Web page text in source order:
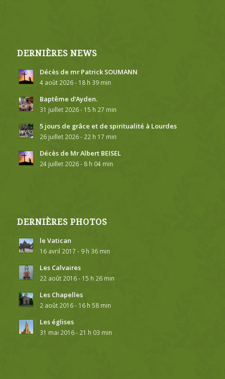
DERNIÈRES NEWS
Décès de mr Patrick SOUMANN
4 août 2026 - 18 h 39 min
Baptême d’Ayden.
31 juillet 2026 - 15 h 27 min
5 jours de grâce et de spiritualité à Lourdes
26 juillet 2026 - 22 h 17 min
Décès de Mr Albert BEISEL
24 juillet 2026 - 8 h 04 min
DERNIÈRES PHOTOS
le Vatican
16 avril 2017 - 9 h 36 min
Les Calvaires
22 août 2016 - 15 h 26 min
Les Chapelles
2 août 2016 - 16 h 58 min
Les églises
31 mai 2016 - 21 h 03 min